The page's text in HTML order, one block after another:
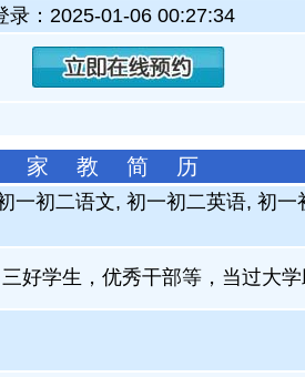
录：2025-01-06 00:27:34
家 教 简 历
一初二语文, 初一初二英语, 初
好学生，优秀干部等，当过大